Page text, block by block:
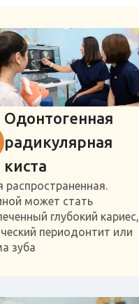
Одонтогенная
радикулярная
киста
распространенная.
может стать
глубокий кариес,
периодонтит или
зуба